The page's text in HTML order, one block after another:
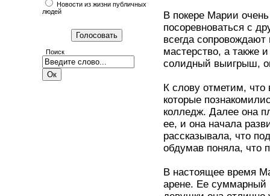
Новости из жизни публичных
людей
Поиск
В покере Марии
посоревноваться с
всегда
мастерство, а также
солидный выигрыш,
К слову отметим, что
которые
колледж. Далее она
ее, и она начала
рассказывала, что
обдумав поняла, что
В настоящее время
арене. Ее